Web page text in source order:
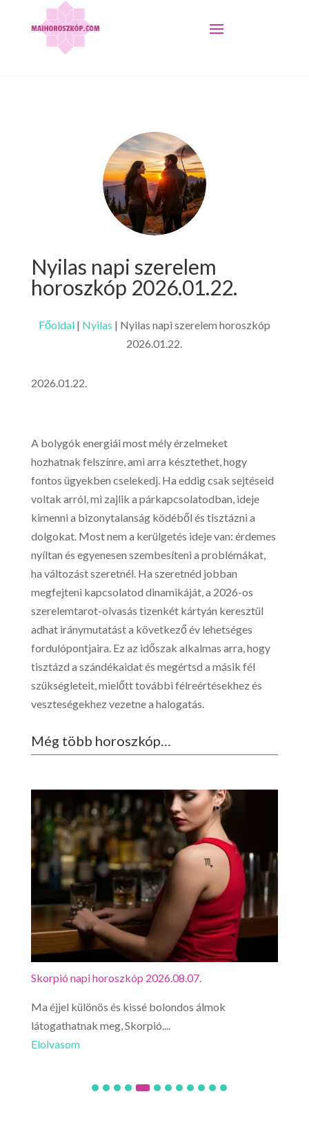
Nyilas napi szerelem
horoszkóp 2026.01.22.
Főoldal| Nyilas | Nyilas napi szerelem horoszkóp
2026.01.22.
2026.01.22.
A bolygók energiái most mély érzelmeket
hozhatnak felszínre, ami arra késztethet, hogy
fontos ügyekben cselekedj. Ha eddig csak sejtéseid
voltak arról, mi zajlik a párkapcsolatodban, ideje
kimenni a bizonytalanság ködéből és tisztázni a
dolgokat. Most nem a kerülgetés ideje van: érdemes
nyíltan és egyenesen szembesíteni a problémákat,
ha változást szeretnél. Ha szeretnéd jobban
megfejteni kapcsolatod dinamikáját, a 2026-os
szerelemtarot-olvasás tizenkét kártyán keresztül
adhat iránymutatást a következő év lehetséges
fordulópontjaira. Ez az időszak alkalmas arra, hogy
tisztázd a szándékaidat és megértsd a másik fél
szükségleteit, mielőtt további félreértésekhez és
veszteségekhez vezetne a halogatás.
Még több horoszkóp…
Skorpió napi horoszkóp 2026.08.07.
Ma éjjel különös és kissé bolondos álmok
látogathatnak meg, Skorpió....
Elolvasom